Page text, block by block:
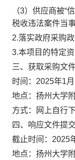
（3）供应商被“
税收违法案件当
2.落实政府采购
3.本项目的特定资
三、获取采购文
时间： 2025年1月
地点： 扬州大学
方式：
网上自行
四、响应文件提交
截止时间： 2025
地点：扬州大学